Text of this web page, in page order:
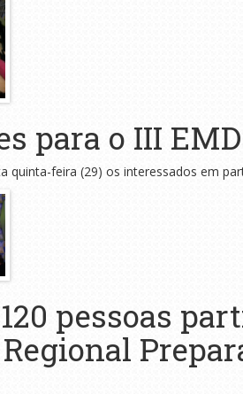
para o III
quinta-feira (29) os interessados em
pessoas